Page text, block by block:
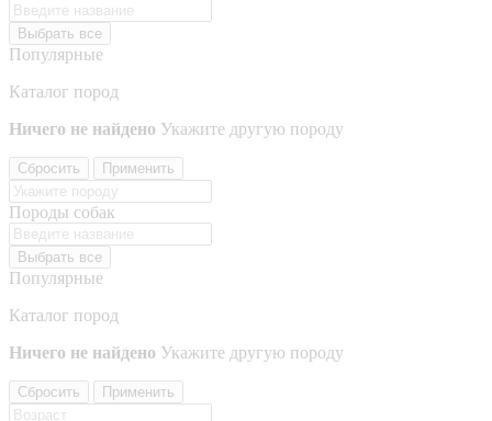
Выбрать все
Популярные
Каталог пород
Ничего не найдено Укажите другую породу
Сбросить Применить
Породы собак
Выбрать все
Популярные
Каталог пород
Ничего не найдено Укажите другую породу
Сбросить Применить